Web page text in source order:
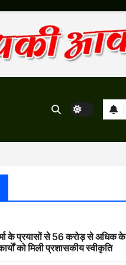
के प्रयासों से 56 करोड़ से अधिक के
को मिली प्रशासकीय स्वीकृति